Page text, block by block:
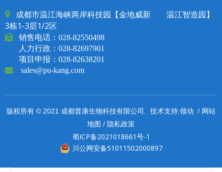

成都市温江海峡两岸科技园【金地威新 温江智造园】
3栋1-3层1/2区
 销售电话： 028-82550498
人力行政：028-82697901
项目申报：028-82638201
 sales@pu-kang.com
版权所有 © 2021 成都普康生物科技有限公司. 技术支持:领动 / 网站
地图 / 隐私政策
蜀ICP备2021018661号-1
川公网安备51011502000897